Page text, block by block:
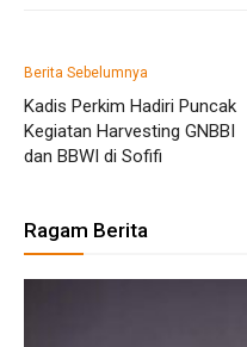
Berita Sebelumnya
Kadis Perkim Hadiri Puncak
Kegiatan Harvesting GNBBI
dan BBWI di Sofifi
Ragam Berita